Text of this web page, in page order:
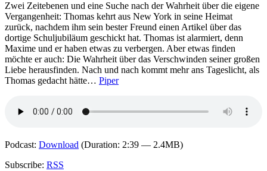
Zwei Zeitebenen und eine Suche nach der Wahrheit über die eigene
Vergangenheit: Thomas kehrt aus New York in seine Heimat
zurück, nachdem ihm sein bester Freund einen Artikel über das
dortige Schuljubiläum geschickt hat. Thomas ist alarmiert, denn
Maxime und er haben etwas zu verbergen. Aber etwas finden
möchte er auch: Die Wahrheit über das Verschwinden seiner großen
Liebe herausfinden. Nach und nach kommt mehr ans Tageslicht, als
Thomas gedacht hätte… Piper
Podcast: Download (Duration: 2:39 — 2.4MB)
Subscribe: RSS